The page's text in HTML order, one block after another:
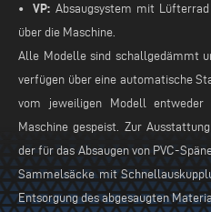
• VP: Absaugsystem mit
über die Maschine.
Alle Modelle sind schallgedämmt
verfügen über eine automatische
vom jeweiligen Modell
Maschine gespeist. Zur
der für das Absaugen von PVC-
Sammelsäcke mit
Entsorgung des abgesaugten